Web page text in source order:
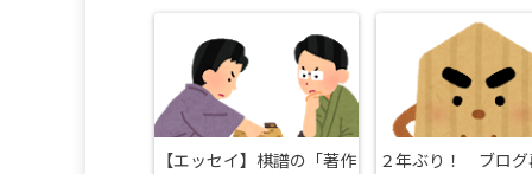
【エッセイ】棋譜の「著作
２年ぶり！ ブログ